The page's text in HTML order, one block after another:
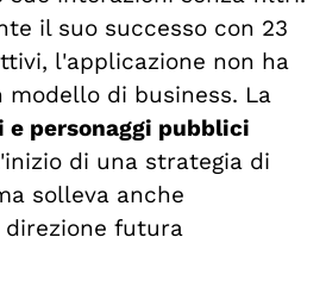
il suo successo con 23
l'applicazione non ha
di business. La
e personaggi pubblici
di una strategia di
solleva anche
futura